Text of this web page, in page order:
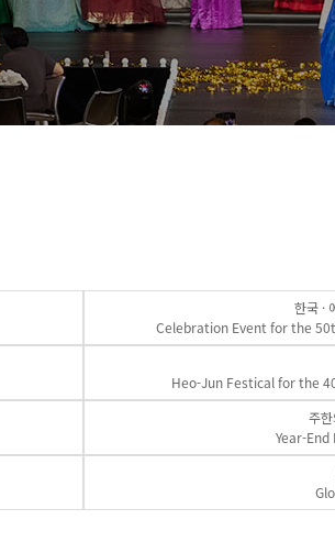
한국 ·
Celebration Event for the
Heo-Jun Festical for the
주
Year-